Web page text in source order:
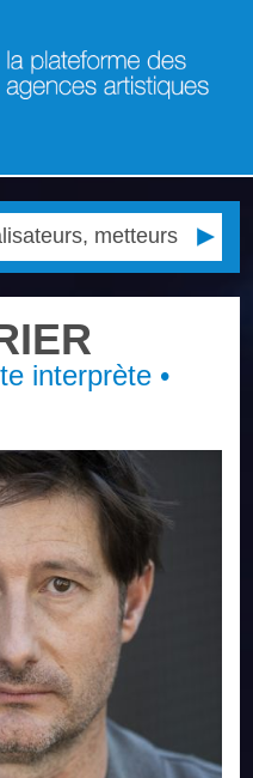
interprète •